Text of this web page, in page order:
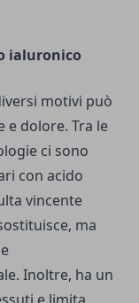
ialuronico
motivi può
dolore. Tra le
ci sono
con acido
vincente
ma
Inoltre, ha un